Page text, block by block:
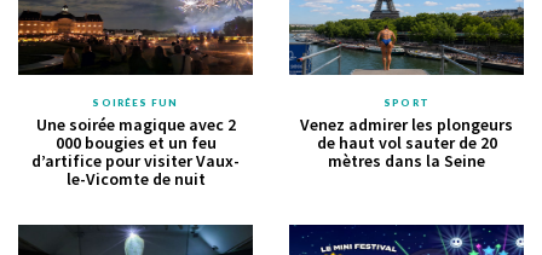
SOIRÉES FUN
Une soirée magique avec 2
000 bougies et un feu
d’artifice pour visiter Vaux-
le-Vicomte de nuit
SPORT
Venez admirer les plongeurs
de haut vol sauter de 20
mètres dans la Seine